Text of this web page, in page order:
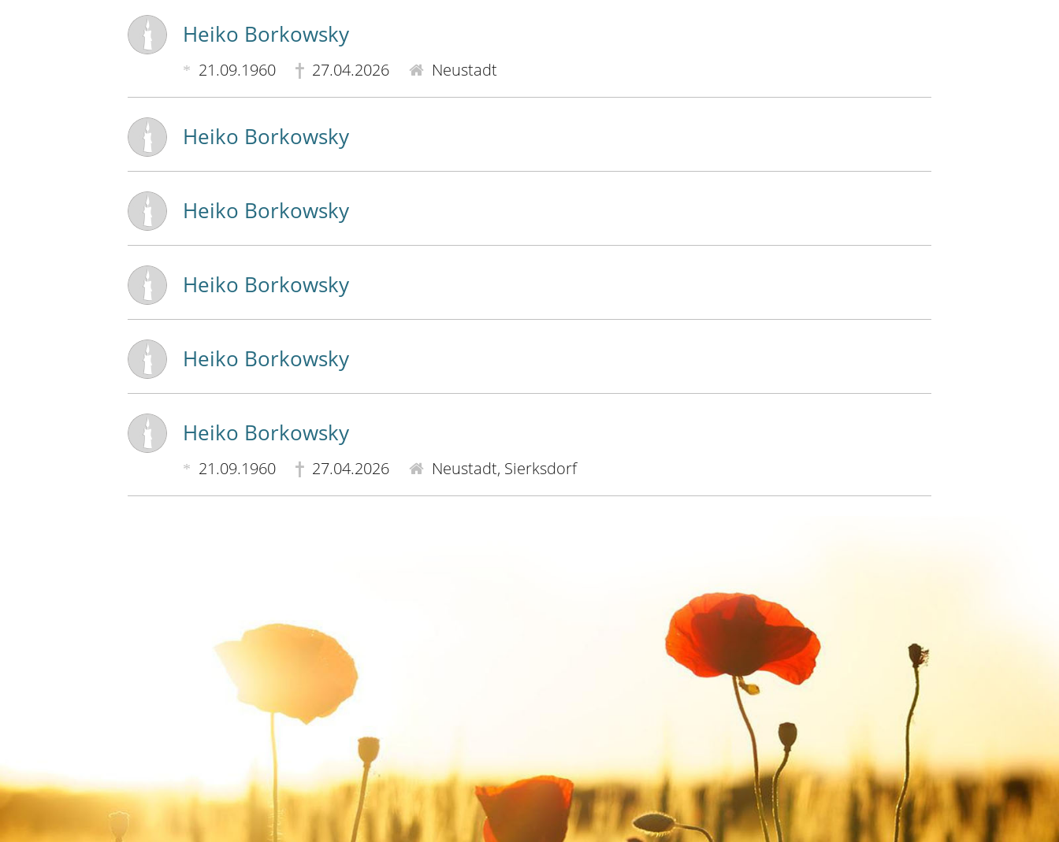
Heiko Borkowsky
21.09.1960 27.04.2026 Neustadt
Heiko Borkowsky
Heiko Borkowsky
Heiko Borkowsky
Heiko Borkowsky
Heiko Borkowsky
21.09.1960 27.04.2026 Neustadt, Sierksdorf